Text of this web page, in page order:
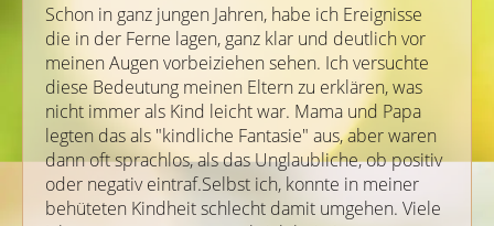
Schon in ganz jungen Jahren, habe ich Ereignisse
die in der Ferne lagen, ganz klar und deutlich vor
meinen Augen vorbeiziehen sehen. Ich versuchte
diese Bedeutung meinen Eltern zu erklären, was
nicht immer als Kind leicht war. Mama und Papa
legten das als "kindliche Fantasie" aus, aber waren
dann oft sprachlos, als das Unglaubliche, ob positiv
oder negativ eintraf.Selbst ich, konnte in meiner
behüteten Kindheit schlecht damit umgehen. Viele